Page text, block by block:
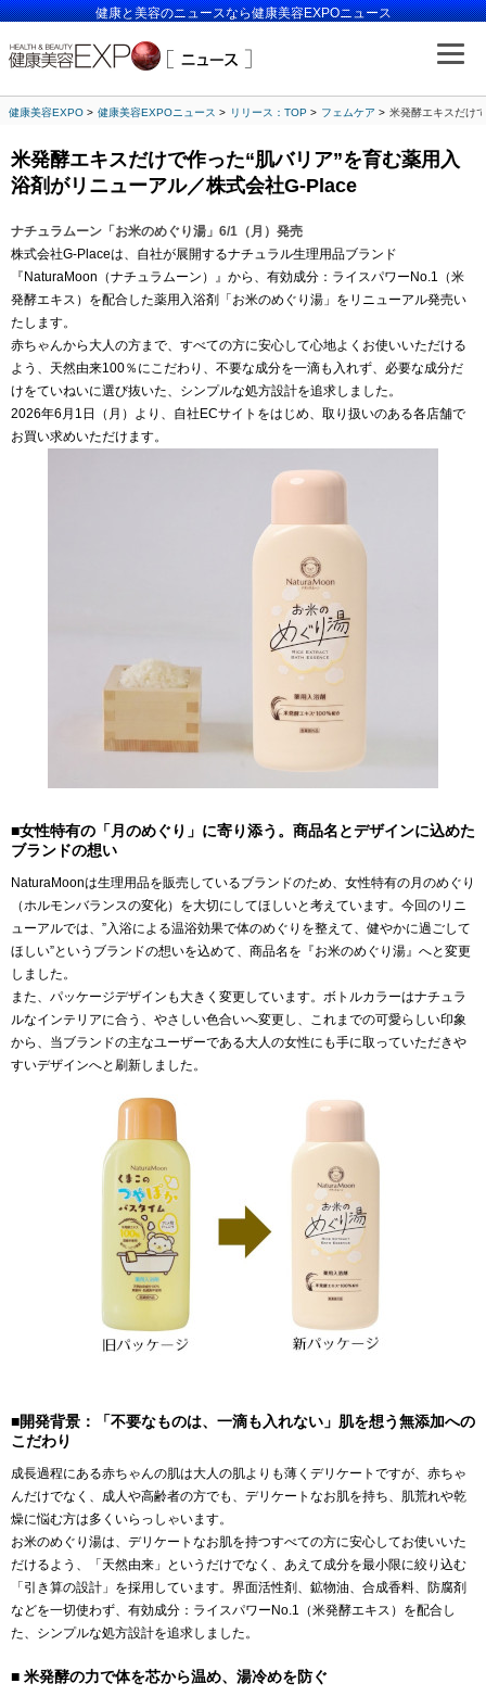
健康と美容のニュースなら健康美容EXPOニュース
健康美容EXPO 健康美容EXPOニュース リリース：TOP フェムケア 米発酵エキスだけ
米発酵エキスだけで作った“肌バリア”を育む薬用入
浴剤がリニューアル／株式会社G-Place
ナチュラムーン「お米のめぐり湯」6/1（月）発売
株式会社G-Placeは、自社が展開するナチュラル生理用品ブランド
『NaturaMoon（ナチュラムーン）』から、有効成分：ライスパワーNo.1（米
発酵エキス）を配合した薬用入浴剤「お米のめぐり湯」をリニューアル発売い
たします。
赤ちゃんから大人の方まで、すべての方に安心して心地よくお使いいただける
よう、天然由来100％にこだわり、不要な成分を一滴も入れず、必要な成分だ
けをていねいに選び抜いた、シンプルな処方設計を追求しました。
2026年6月1日（月）より、自社ECサイトをはじめ、取り扱いのある各店舗で
お買い求めいただけます。
■女性特有の「月のめぐり」に寄り添う。商品名とデザインに込めた
ブランドの想い
NaturaMoonは生理用品を販売しているブランドのため、女性特有の月のめぐり
（ホルモンバランスの変化）を大切にしてほしいと考えています。今回のリニ
ューアルでは、”入浴による温浴効果で体のめぐりを整えて、健やかに過ごして
ほしい”というブランドの想いを込めて、商品名を『お米のめぐり湯』へと変更
しました。
また、パッケージデザインも大きく変更しています。ボトルカラーはナチュラ
ルなインテリアに合う、やさしい色合いへ変更し、これまでの可愛らしい印象
から、当ブランドの主なユーザーである大人の女性にも手に取っていただきや
すいデザインへと刷新しました。
■開発背景：「不要なものは、一滴も入れない」肌を想う無添加への
こだわり
成長過程にある赤ちゃんの肌は大人の肌よりも薄くデリケートですが、赤ちゃ
んだけでなく、成人や高齢者の方でも、デリケートなお肌を持ち、肌荒れや乾
燥に悩む方は多くいらっしゃいます。
お米のめぐり湯は、デリケートなお肌を持つすべての方に安心してお使いいた
だけるよう、「天然由来」というだけでなく、あえて成分を最小限に絞り込む
「引き算の設計」を採用しています。界面活性剤、鉱物油、合成香料、防腐剤
などを一切使わず、有効成分：ライスパワーNo.1（米発酵エキス）を配合し
た、シンプルな処方設計を追求しました。
■ 米発酵の力で体を芯から温め、湯冷めを防ぐ